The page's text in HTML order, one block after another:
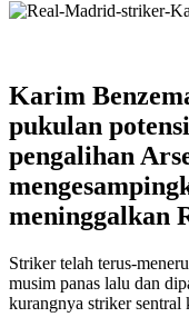
Karim
pukulan
pengalihan
meninggalkan
Striker telah terus-
musim panas lalu dan
kurangnya striker sentral